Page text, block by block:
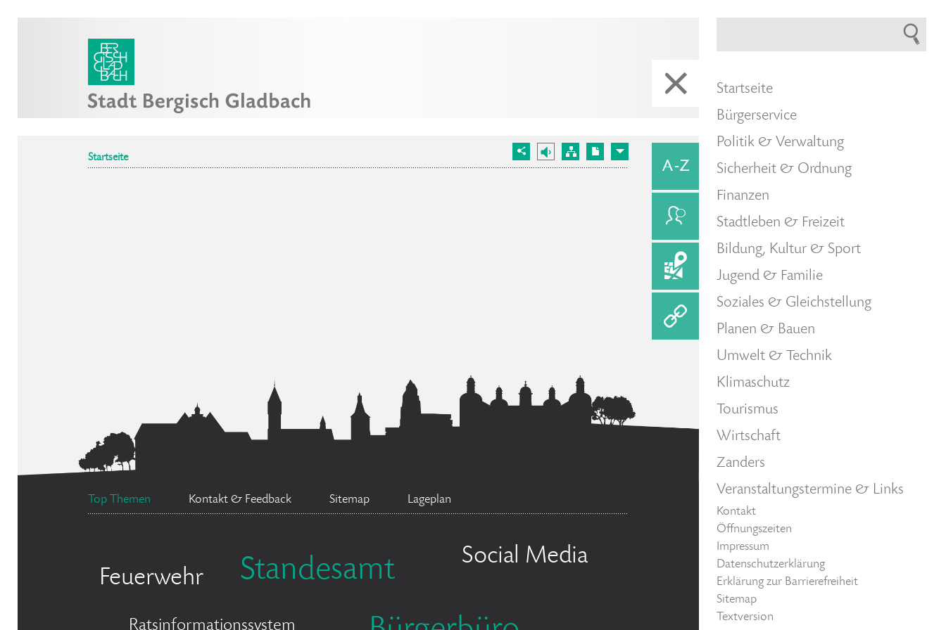
Startseite
Top Themen Kontakt & Feedback Sitemap Lageplan
Feuerwehr Standesamt Social Media
Ratsinformationssystem
Startseite
Bürgerservice
Politik & Verwaltung
Sicherheit & Ordnung
Finanzen
Stadtleben & Freizeit
Bildung, Kultur & Sport
Jugend & Familie
Soziales & Gleichstellung
Planen & Bauen
Umwelt & Technik
Klimaschutz
Tourismus
Wirtschaft
Zanders
Veranstaltungstermine & Links
Kontakt
Öffnungszeiten
Impressum
Datenschutzerklärung
Erklärung zur Barrierefreiheit
Sitemap
Textversion